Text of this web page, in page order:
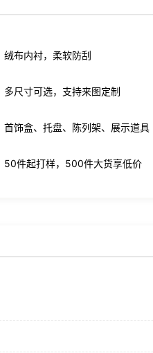
绒布内衬，柔软防刮
多尺寸可选，支持来图定制
首饰盒、托盘、陈列架、展示道具
50件起打样，500件大货享低价